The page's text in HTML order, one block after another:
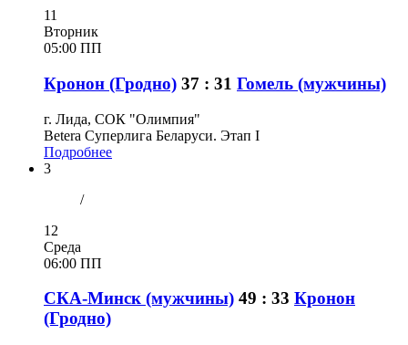
11
Вторник
05:00 ПП
Кронон (Гродно) 37 : 31 Гомель (мужчины)
г. Лида, СОК "Олимпия"
Betera Суперлига Беларуси. Этап I
Подробнее
3
/
12
Среда
06:00 ПП
СКА-Минск (мужчины) 49 : 33 Кронон
(Гродно)